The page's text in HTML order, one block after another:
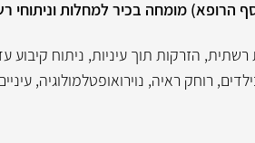
הרופא) מומחה בכיר למחלות וניתוחי
רשתית, הזרקות תוך עיניות, ניתוח קיבוע
, רוחק ראיה, נוירואופטלמולוגיה,